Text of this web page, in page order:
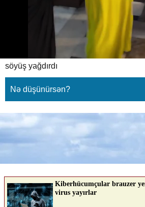
XEBER SHOW
Nüşabə Musayevadan biabırçı
söyüş yağdırdı
Nə düşünürsən?